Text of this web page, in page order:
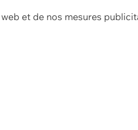
et de nos mesures